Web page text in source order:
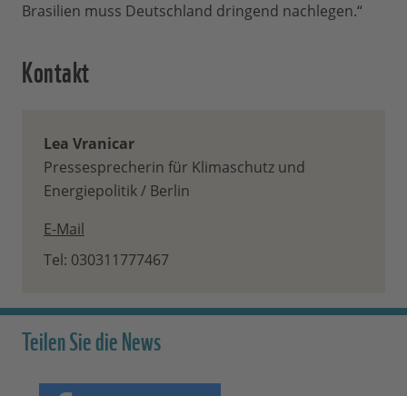
Brasilien muss Deutschland dringend nachlegen.“
Kontakt
Lea Vranicar
Pressesprecherin für Klimaschutz und
Energiepolitik / Berlin
E-Mail
Tel: 030311777467
Teilen Sie die News